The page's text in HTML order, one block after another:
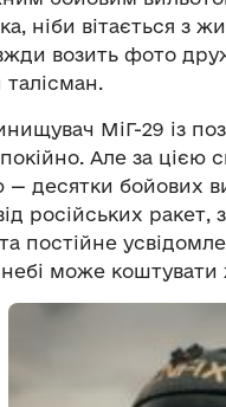
ніби вітається з
возить фото
МіГ-29 із
Але за цією
— десятки бойових
російських ракет,
постійне
може коштувати